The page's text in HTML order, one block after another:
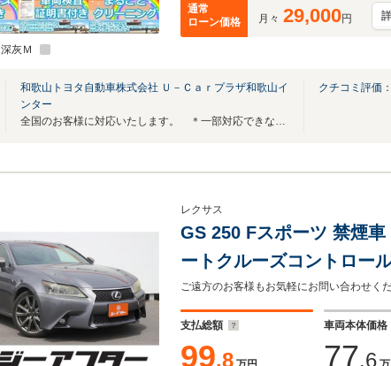
深灰Ｍ
通常
ローン価格
月々 29,000円
和歌山トヨタ自動車株式会社 Ｕ－Ｃａｒプラザ和歌山イ
ンター
全国のお客様に対応いたします。 ＊一部対応できない地域もございます。
クチコミ評価：
レクサス
GS 250 Fスポーツ 禁
ートクルーズコントロ
動リアゲート 純正19イ
支払総額
99.8
車両本体価格
77.6